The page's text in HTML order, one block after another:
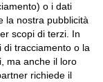
o i dati
la nostra pubblicità
scopi di terzi. In
di tracciamento o la
ma anche il loro
richiede il